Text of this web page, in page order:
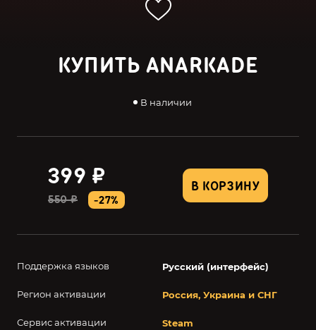
КУПИТЬ ANARKADE
В наличии
В КОРЗИНУ
399 ₽
550 ₽ -27%
Поддержка языков Русский (интерфейс)
Регион активации Россия, Украина и СНГ
Сервис активации Steam